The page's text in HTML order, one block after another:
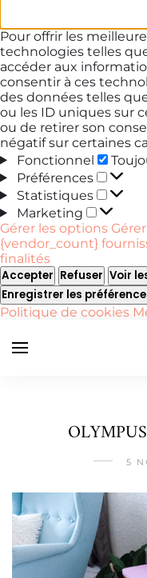
Pour offrir les
technologies telles
accéder aux
consentir à ces
des données telles
ou les ID uniques sur
ou de retirer son
négatif sur certaines
Fonctionnel
Préférences
Statistiques
Marketing
Gérer les options
{vendor_count}
finalités
Accepter Refuser Voir
Enregistrer les
Politique de cookies
5